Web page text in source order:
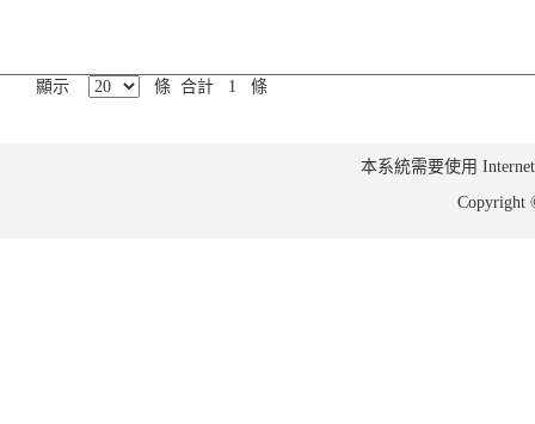
顯示 條 合計 1 條
本系統需要使用
Copyright